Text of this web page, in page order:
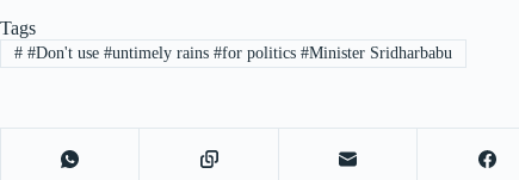
Tags
##Don't use #untimely rains #for politics #Minister Sridharbabu